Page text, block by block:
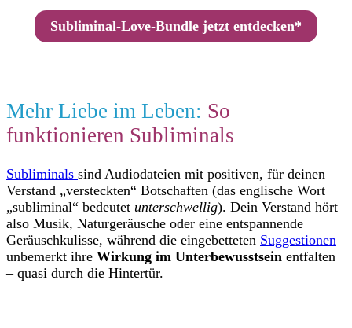
Subliminal-Love-Bundle jetzt entdecken*
Mehr Liebe im Leben: So
funktionieren Subliminals
Subliminals sind Audiodateien mit positiven, für deinen
Verstand „versteckten“ Botschaften (das englische Wort
„subliminal“ bedeutet unterschwellig). Dein Verstand hört
also Musik, Naturgeräusche oder eine entspannende
Geräuschkulisse, während die eingebetteten Suggestionen
unbemerkt ihre Wirkung im Unterbewusstsein entfalten
– quasi durch die Hintertür.